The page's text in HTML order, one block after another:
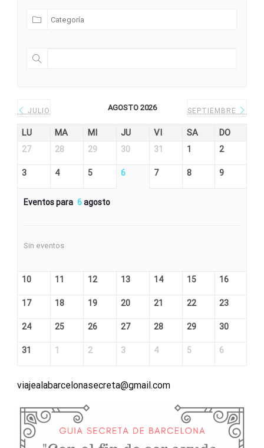
JULIO AGOSTO 2026 SEPTIEMBRE
LU MA MI JU VI SA DO
27 28 29 30 31 1 2
3 4 5 6 7 8 9
Eventos para 6agosto
Sin eventos
10 11 12 13 14 15 16
17 18 19 20 21 22 23
24 25 26 27 28 29 30
31 1 2 3 4 5 6
viajealabarcelonasecreta@gmail.com